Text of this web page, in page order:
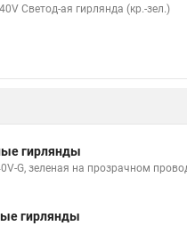
Светод-ая гирлянда (кр.-зел.)
гирлянды
G, зеленая на прозрачном
гирлянды